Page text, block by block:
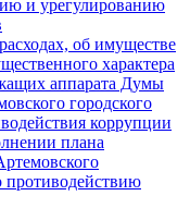
и урегулированию
об имуществе
характера
аппарата Думы
городского
коррупции
плана
противодействию